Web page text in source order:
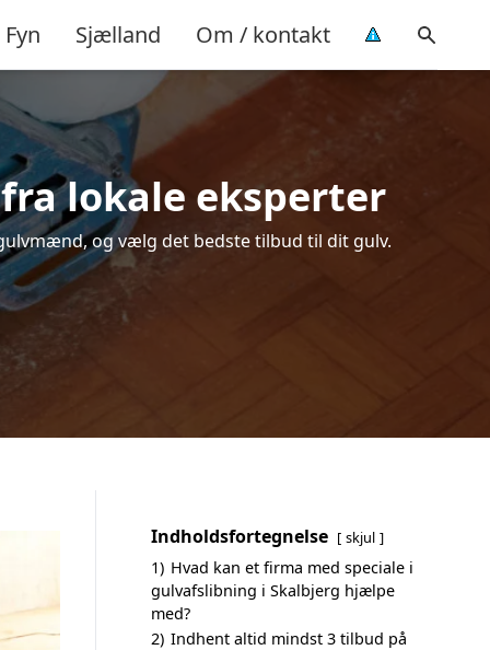
Fyn Sjælland Om / kontakt
lokale eksperter
og vælg det bedste tilbud til dit gulv.
Indholdsfortegnelse skjul
1) Hvad kan et firma med speciale i
gulvafslibning i Skalbjerg hjælpe
med?
2) Indhent altid mindst 3 tilbud på